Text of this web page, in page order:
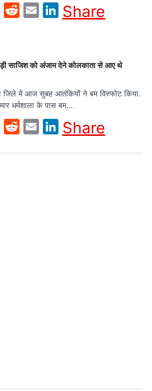
Twitter
Reddit
EmailLinkedIn
Share
साजिश को अंजाम देने कोलकाता से आए थे
जिले में आज सुबह आतंकियों ने बम विस्फोट किया.
धर्मशाला के पास बम…
Twitter
Reddit
EmailLinkedIn
Share